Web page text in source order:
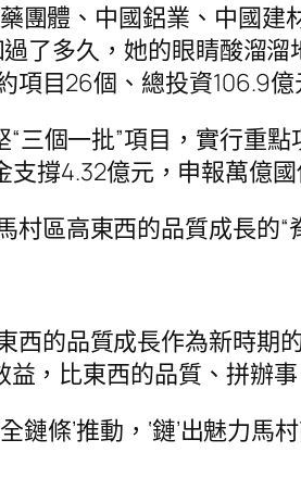
團體、中國鋁業、中國
了多久，她的眼睛酸溜
項目26個、總投資106.9億
三個一批”項目，實行重
撐4.32億元，申報萬億
區高東西的品質成長的“
的品質成長作為新時期
，比東西的品質、拼辦
全鏈條’推動，‘鏈’出魅力